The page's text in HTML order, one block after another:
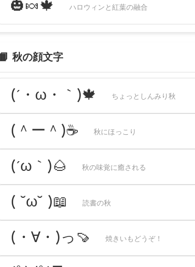
🎃🍬🍁 ハロウィンと紅葉の融合
📙 秋の顔文字
(´・ω・｀)🍁 ちょっとしんみり秋
(＾ー＾)☕ 秋にほっこり
(´ω｀)🌰 秋の味覚に癒される
( ˘ω˘ )📖 読書の秋
(・∀・)っ🍠 焼きいもどうぞ！